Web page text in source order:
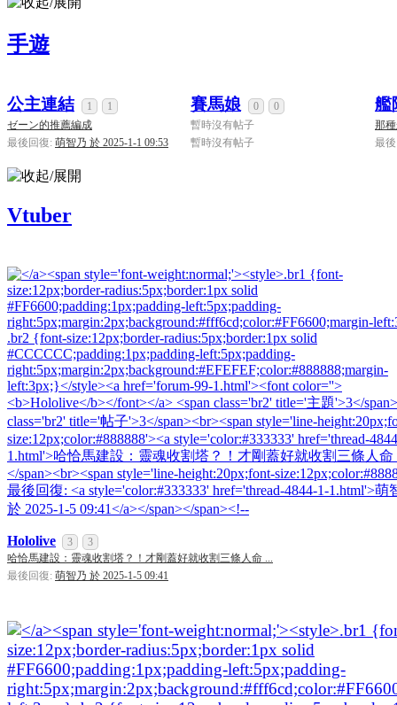
系統
系統 [系統通知] ba2001已經連續答對 道難題，
系統 [系統通知] ba2001已經連續答對 道難題，
系統
系統 [系統通知] ba2001已經連續答對
系統 [系統通知] ba2001已經連續答對400道難題，逆
系統 [系統通知] ba2001已經連續答對
系統 [系統通知] ba2001已經連續答對300道難題，逆
系統 [系統通知] 阿綸已經連續答對50道難題，逆天
系統 [系統通知] ba2001已經連續答對250道難題，逆
系統 [系統通知] ba2001已經連續答對200道難題，逆
系統 [系統通知] ba2001 已經連續答對
系統 [系統通知]
系統 [系統通知] ba2001已經連續答對
系統 [系統通知] Alex988 已經連續答對 50 道難題，逆
系統 [系統通知] shiina028已經連續答對100
系統 [系統通知] ba2001已經連續答對50道難題，逆
手遊
公主連結 1
1
ゼーン的推薦編成
最後回復: 萌智乃 於 2025-1-1 09:53
賽馬娘 0
0
暫時沒有帖子
暫時沒有帖子
艦
那
最
Vtuber
Hololive 3
3
哈恰馬建設：靈魂收割塔？！才剛蓋好就收割三條人命 ...
最後回復: 萌智乃 於 2025-1-5 09:41